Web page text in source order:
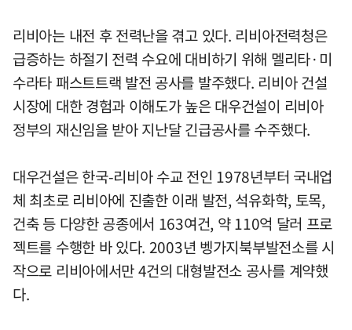
리비아는 내전 후 전력난을 겪고 있다. 리비아전력청은
급증하는 하절기 전력 수요에 대비하기 위해 멜리타·미
수라타 패스트트랙 발전 공사를 발주했다. 리비아 건설
시장에 대한 경험과 이해도가 높은 대우건설이 리비아
정부의 재신임을 받아 지난달 긴급공사를 수주했다.
대우건설은 한국-리비아 수교 전인 1978년부터 국내업
체 최초로 리비아에 진출한 이래 발전, 석유화학, 토목,
건축 등 다양한 공종에서 163여건, 약 110억 달러 프로
젝트를 수행한 바 있다. 2003년 벵가지북부발전소를 시
작으로 리비아에서만 4건의 대형발전소 공사를 계약했
다.